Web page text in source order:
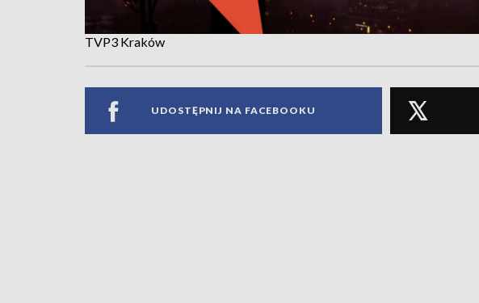
TVP3 Kraków
UDOSTĘPNIJ NA FACEBOOKU